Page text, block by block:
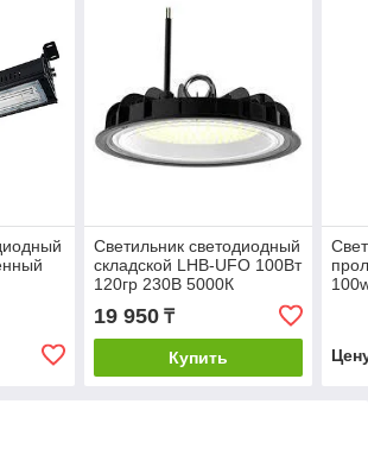
Светильник светодиодный
складской LHB-UFO 100Вт
120гр 230В 5000К
10500лм 105лм/Вт IP65
без пульсации NEOX
19 950₸
Купить